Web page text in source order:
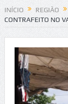
trânsito no IC2 em
INÍCIO REGIÃO
CONTRAFEITO NO